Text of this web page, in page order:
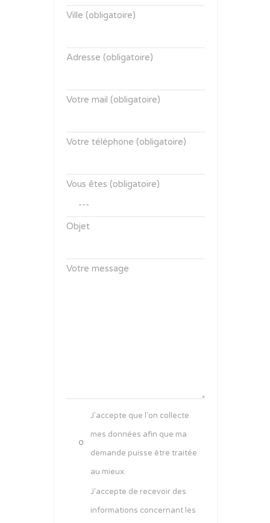
Ville (obligatoire)
Adresse (obligatoire)
Votre mail (obligatoire)
Votre téléphone (obligatoire)
Vous êtes (obligatoire)
Objet
Votre message
J'accepte que l'on collecte
mes données afin que ma
demande puisse être traitée
au mieux.
J'accepte de recevoir des
informations concernant les